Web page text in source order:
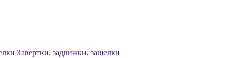
Завертки, задвижки, защелки